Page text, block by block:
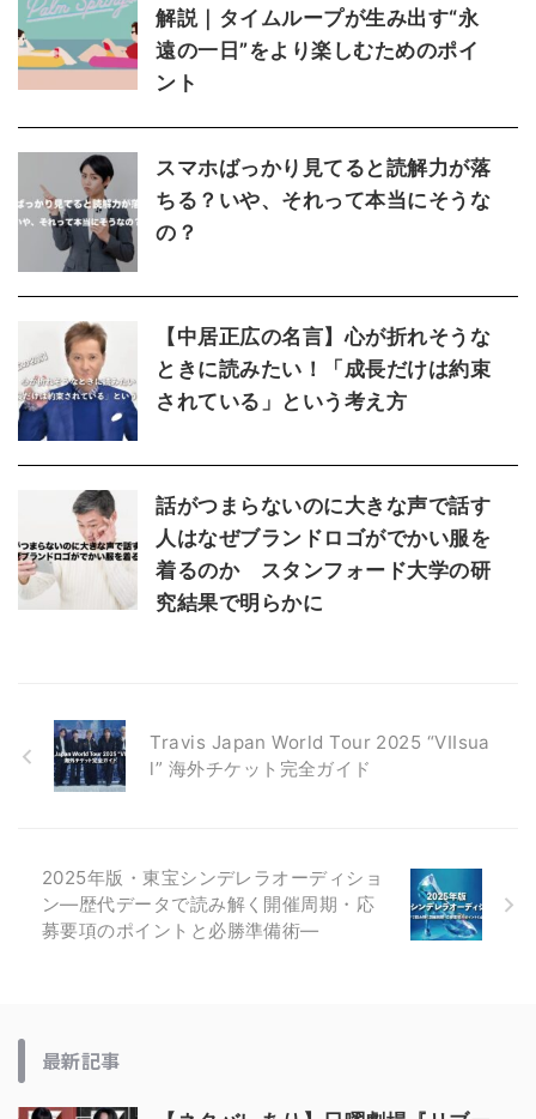
解説｜タイムループが生み出す“永
遠の一日”をより楽しむためのポイ
ント
スマホばっかり見てると読解力が落
ちる？いや、それって本当にそうな
の？
【中居正広の名言】心が折れそうな
ときに読みたい！「成長だけは約束
されている」という考え方
話がつまらないのに大きな声で話す
人はなぜブランドロゴがでかい服を
着るのか スタンフォード大学の研
究結果で明らかに
Travis Japan World Tour 2025 “VIIsua
l” 海外チケット完全ガイド
2025年版・東宝シンデレラオーディショ
ン―歴代データで読み解く開催周期・応
募要項のポイントと必勝準備術―
最新記事